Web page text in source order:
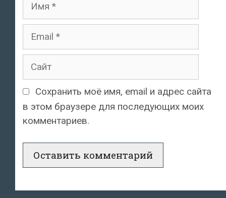
Email
Сайт
Сохранить моё имя, email и адрес сайта
в этом браузере для последующих моих
комментариев.